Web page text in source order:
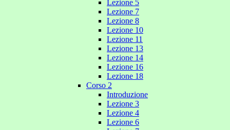
Lezione 5
Lezione 7
Lezione 8
Lezione 10
Lezione 11
Lezione 13
Lezione 14
Lezione 16
Lezione 18
Corso 2
Introduzione
Lezione 3
Lezione 4
Lezione 6